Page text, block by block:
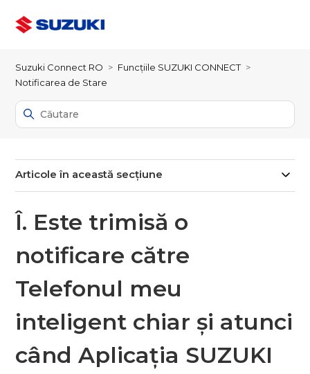
Suzuki Connect RO
Funcțiile SUZUKI CONNECT
Notificarea de Stare
Articole în această secțiune
Î. Este trimisă o
notificare către
Telefonul meu
inteligent chiar și atunci
când Aplicația SUZUKI